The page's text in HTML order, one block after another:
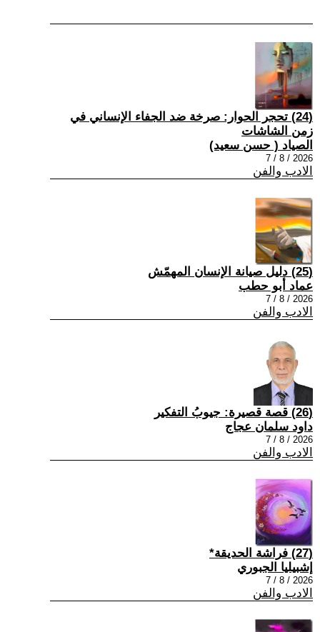
(24) تحجر الحوار: صرخة ضد الجفاء الإنساني في
زمن الشاشات
الصياد ‏( حسن سعيد‏)
2026 / 8 / 7
الادب والفن
(25) دليل صيانة الإنسان المهمّش
عماد أبو حطب
2026 / 8 / 7
الادب والفن
(26) قصة قصيرة: جيوبُ التفكير
داود سلمان عجاج
2026 / 8 / 7
الادب والفن
(27) فراشة الحديقة*
إشبيليا الجبوري
2026 / 8 / 7
الادب والفن